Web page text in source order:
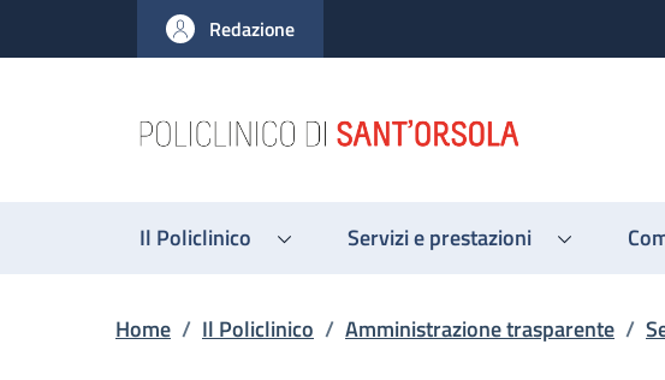
al contenuto principale
to footer content
Redazione
Il Policlinico Servizi e prestazioni
Briciole di pane
Home / Il Policlinico / Amministrazione trasparente /